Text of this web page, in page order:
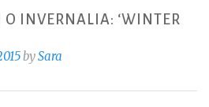
O INVERNALIA: ‘WINTER
bySara